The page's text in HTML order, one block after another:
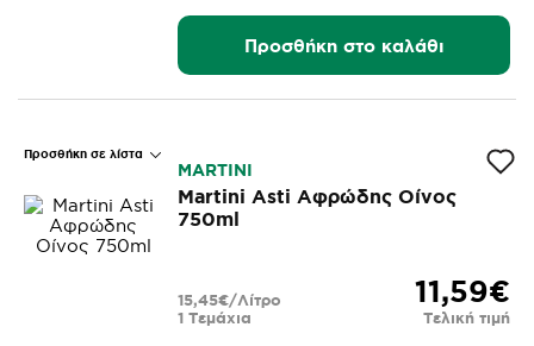
Προσθήκη στο καλάθι
Προσθήκη σε λίστα
MARTINI
Martini Asti Αφρώδης Οίνος
750ml
11,59€
Τελική τιμή
1 Τεμάχια
15,45€/Λίτρο